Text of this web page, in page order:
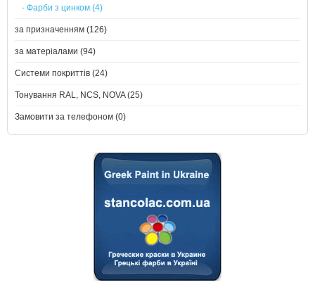
- Фарби з цинком (4)
за призначенням (126)
за матеріалами (94)
Системи покриттів (24)
Тонування RAL, NCS, NOVA (25)
Замовити за телефоном (0)